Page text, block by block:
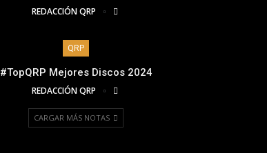
REDACCIÓN QRP
QRP
#TopQRP Mejores Discos 2024
REDACCIÓN QRP
CARGAR MÁS NOTAS